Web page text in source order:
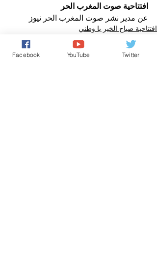
افتتاحية صوت المغرب الحر
عن مدير نشر صوت المغرب الحر نيوز
افتتاحية صباح الخير يا وطني
أنشطة ملكية
من رسائل الشعب
Facebook YouTube Twitter